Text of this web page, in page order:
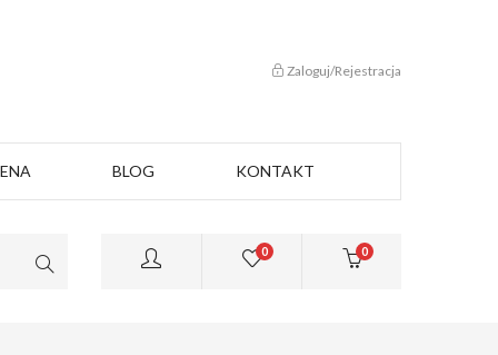
Zaloguj/Rejestracja
BLOG KONTAKT
0
0